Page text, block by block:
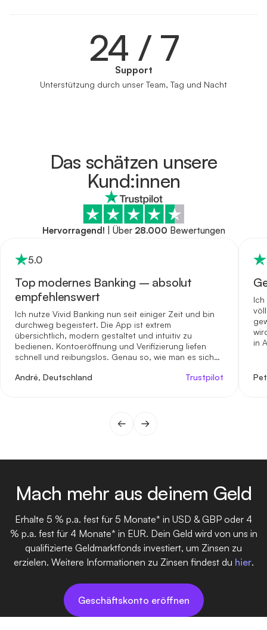
24 / 7
Support
Unterstützung durch unser Team, Tag und Nacht
Das schätzen unsere
Kund:innen
Hervorragend! Über 28.000 Bewertungen
5.0
Top modernes Banking – absolut
empfehlenswert
Ich nutze Vivid Banking nun seit einiger Zeit und bin
durchweg begeistert. Die App ist extrem
übersichtlich, modern gestaltet und intuitiv zu
bedienen. Kontoeröffnung und Verifizierung liefen
schnell und reibungslos. Genau so, wie man es sich
André, Deutschland
Trustpilot
in
Mach mehr aus deinem Geld
Erhalte 5 % p.a. fest für 5 Monate* in USD & GBP oder 4
% p.a. fest für 4 Monate* in EUR. Dein Geld wird von uns in
qualifizierte Geldmarktfonds investiert, um Zinsen zu
erzielen. Weitere Informationen zu Zinsen findest du hier.
Geschäftskonto eröffnen